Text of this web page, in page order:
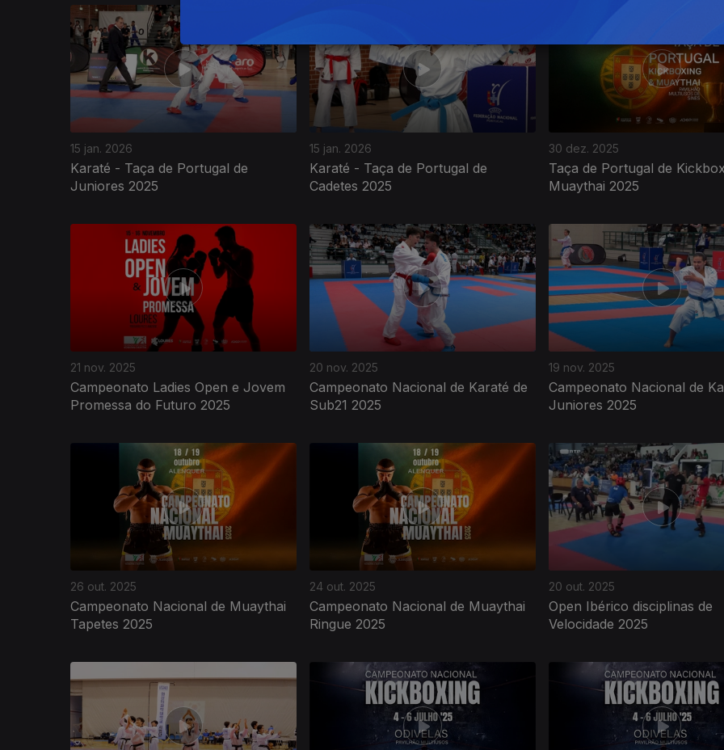
15 jan. 2026
Karaté - Taça de Portugal de
Juniores 2025
15 jan. 2026
Karaté - Taça de Portugal de
Cadetes 2025
30 dez. 2025
Taça de Portugal de
Muaythai 2025
21 nov. 2025
Campeonato Ladies Open e Jovem
Promessa do Futuro 2025
20 nov. 2025
Campeonato Nacional de Karaté de
Sub21 2025
19 nov. 2025
Campeonato Nacional de
Juniores 2025
26 out. 2025
Campeonato Nacional de Muaythai
Tapetes 2025
24 out. 2025
Campeonato Nacional de Muaythai
Ringue 2025
20 out. 2025
Open Ibérico disciplinas de
Velocidade 2025